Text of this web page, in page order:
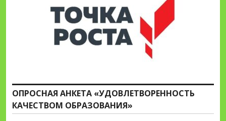
ОПРОСНАЯ АНКЕТА «УДОВЛЕТВОРЕННОСТЬ
КАЧЕСТВОМ ОБРАЗОВАНИЯ»